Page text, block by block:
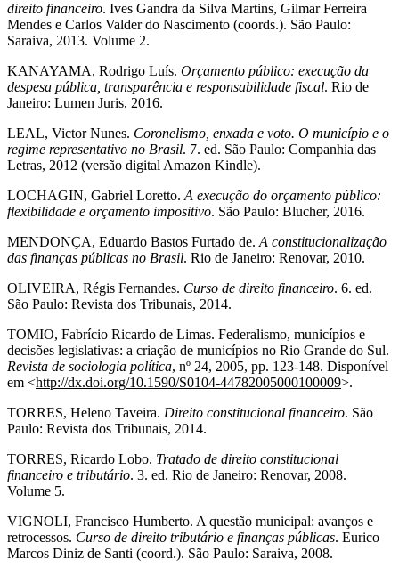
direito financeiro. Ives Gandra da Silva Martins, Gilmar Ferreira
Mendes e Carlos Valder do Nascimento (coords.). São Paulo:
Saraiva, 2013. Volume 2.
KANAYAMA, Rodrigo Luís. Orçamento público: execução da
despesa pública, transparência e responsabilidade fiscal. Rio de
Janeiro: Lumen Juris, 2016.
LEAL, Victor Nunes. Coronelismo, enxada e voto. O município e o
regime representativo no Brasil. 7. ed. São Paulo: Companhia das
Letras, 2012 (versão digital Amazon Kindle).
LOCHAGIN, Gabriel Loretto.A execução do orçamento público:
flexibilidade e orçamento impositivo. São Paulo: Blucher, 2016.
MENDONÇA, Eduardo Bastos Furtado de.A constitucionalização
das finanças públicas no Brasil. Rio de Janeiro: Renovar, 2010.
OLIVEIRA, Régis Fernandes. Curso de direito financeiro. 6. ed.
São Paulo: Revista dos Tribunais, 2014.
TOMIO, Fabrício Ricardo de Limas. Federalismo, municípios e
decisões legislativas: a criação de municípios no Rio Grande do Sul.
Revista de sociologia política, nº 24, 2005, pp. 123-148. Disponível
em <http://dx.doi.org/10.1590/S0104-44782005000100009>.
TORRES, Heleno Taveira. Direito constitucional financeiro. São
Paulo: Revista dos Tribunais, 2014.
TORRES, Ricardo Lobo. Tratado de direito constitucional
financeiro e tributário. 3. ed. Rio de Janeiro: Renovar, 2008.
Volume 5.
VIGNOLI, Francisco Humberto. A questão municipal: avanços e
retrocessos. Curso de direito tributário e finanças públicas. Eurico
Marcos Diniz de Santi (coord.). São Paulo: Saraiva, 2008.